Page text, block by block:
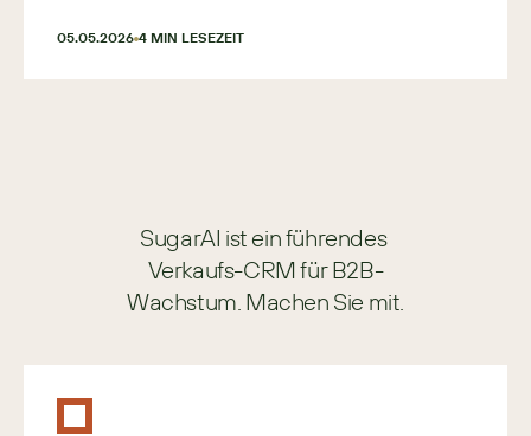
05.05.2026 4 MIN LESEZEIT
SugarAI ist ein führendes
Verkaufs-CRM für B2B-
Wachstum. Machen Sie mit.